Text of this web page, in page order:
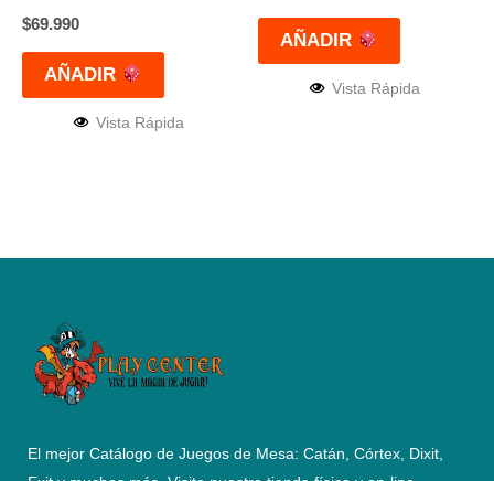
$69.990
AÑADIR
Vista Rápida
AÑADIR
Vista Rápida
El mejor Catálogo de Juegos de Mesa: Catán, Córtex, Dixit,